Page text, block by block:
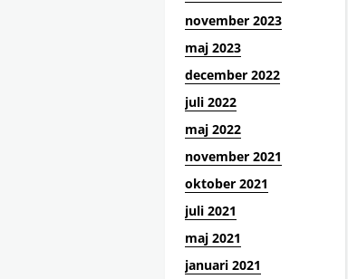
november 2023
maj 2023
december 2022
juli 2022
maj 2022
november 2021
oktober 2021
juli 2021
maj 2021
januari 2021